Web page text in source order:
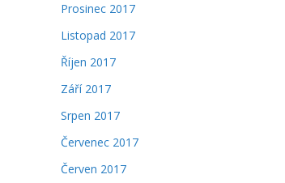
Prosinec 2017
Listopad 2017
Říjen 2017
Září 2017
Srpen 2017
Červenec 2017
Červen 2017